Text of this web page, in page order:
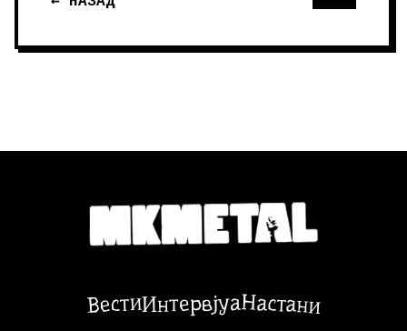
ВестиИнтервјуаНастани